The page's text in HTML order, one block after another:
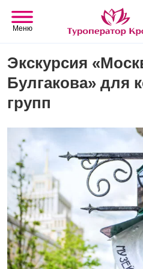
Меню
Экскурсия
Булгакова» для
групп